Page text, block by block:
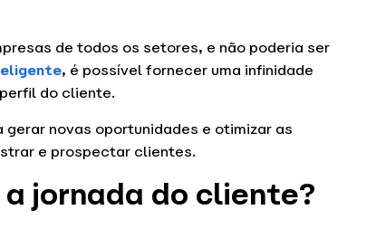
de todos os setores, e não poderia ser
, é possível fornecer uma infinidade
do cliente.
novas oportunidades e otimizar as
e prospectar clientes.
jornada do cliente?